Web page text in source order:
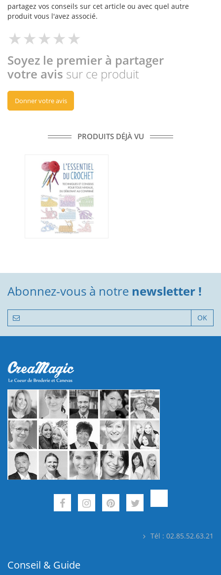
partagez vos conseils sur cet article ou avec quel autre
produit vous l'avez associé.
Soyez le premier à partager
votre avis sur ce produit
Donner votre avis
PRODUITS DÉJÀ VU
Abonnez-vous à notre newsletter !
OK
Tél : 02.85.52.63.21
Conseil & Guide